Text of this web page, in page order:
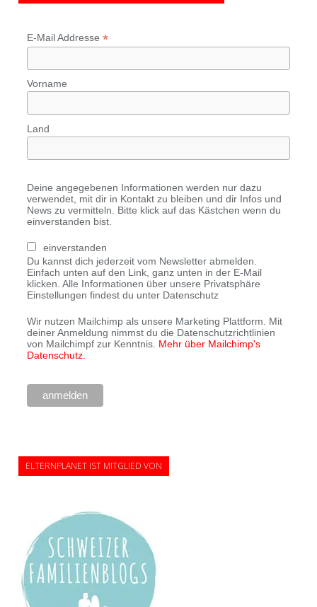
E-Mail Addresse *
Vorname
Land
Deine angegebenen Informationen werden nur dazu
verwendet, mit dir in Kontakt zu bleiben und dir Infos und
News zu vermitteln. Bitte klick auf das Kästchen wenn du
einverstanden bist.
einverstanden
Du kannst dich jederzeit vom Newsletter abmelden.
Einfach unten auf den Link, ganz unten in der E-Mail
klicken. Alle Informationen über unsere Privatsphäre
Einstellungen findest du unter Datenschutz
Wir nutzen Mailchimp als unsere Marketing Plattform. Mit
deiner Anmeldung nimmst du die Datenschutzrichtlinien
von Mailchimpf zur Kenntnis. Mehr über Mailchimp's
Datenschutz.
ELTERNPLANET IST MITGLIED VON